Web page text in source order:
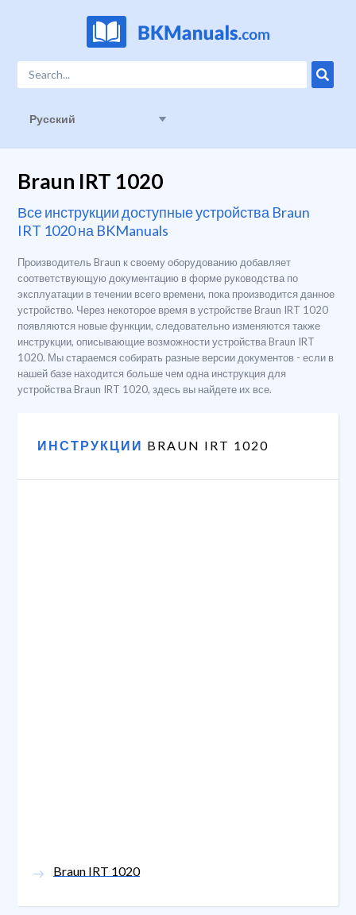
Русский
Braun IRT 1020
Все инструкции доступные устройства Braun
IRT 1020 на BKManuals
Производитель Braun к своему оборудованию добавляет
соответствующую документацию в форме руководства по
эксплуатации в течении всего времени, пока производится данное
устройство. Через некоторое время в устройстве Braun IRT 1020
появляются новые функции, следовательно изменяются также
инструкции, описывающие возможности устройства Braun IRT
1020. Мы стараемся собирать разные версии документов - если в
нашей базе находится больше чем одна инструкция для
устройства Braun IRT 1020, здесь вы найдете их все.
ИНСТРУКЦИИ BRAUN IRT 1020
Braun IRT 1020